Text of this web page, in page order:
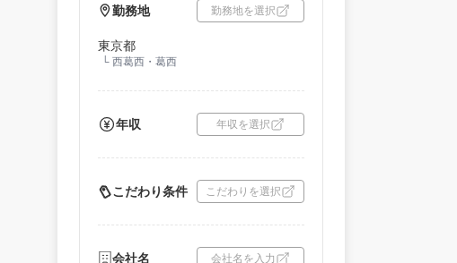
勤務地 勤務地を選択
東京都
└ 西葛西・葛西
年収 年収を選択
こだわり条件 こだわりを選択
会社名 会社名を入力